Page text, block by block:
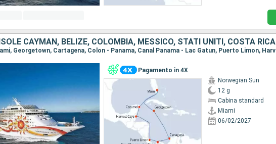
CAYMAN, BELIZE, COLOMBIA, MESSICO, STATI UNITI, COSTA RICA
Pagamento in 4X
Norwegian Sun
12 g
Cabina standard
Miami
06/02/2027